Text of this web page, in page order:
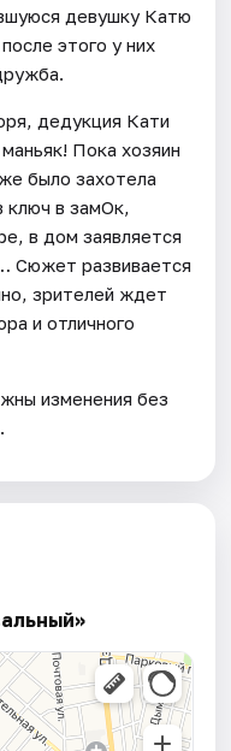
девушку Катю
этого у них
дедукция Кати
Пока хозяин
было захотела
ключ в замОк,
в дом заявляется
Сюжет развивается
зрителей ждет
и отличного
изменения без